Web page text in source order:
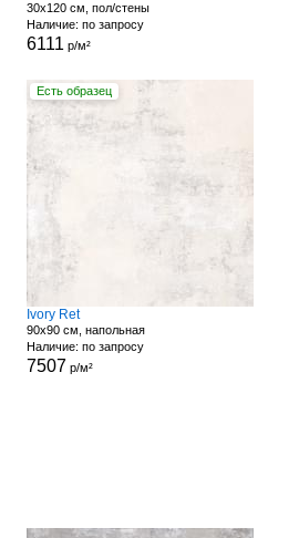
30x120 см, пол/стены
Наличие: по запросу
6111 р/м²
Есть образец
Ivory Ret
90x90 см, напольная
Наличие: по запросу
7507 р/м²